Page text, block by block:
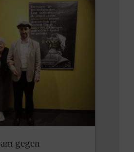
gegen